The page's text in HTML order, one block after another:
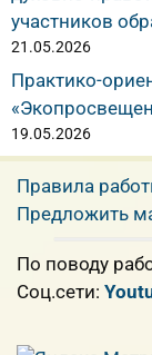
участников
21.05.2026
Практико-
19.05.2026
Правила
Предложить
По поводу
Cоц.сети: